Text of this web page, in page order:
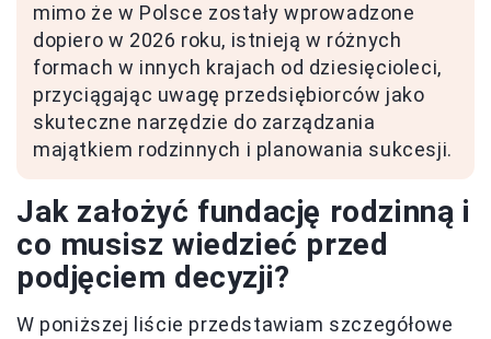
mimo że w Polsce zostały wprowadzone
dopiero w 2026 roku, istnieją w różnych
formach w innych krajach od dziesięcioleci,
przyciągając uwagę przedsiębiorców jako
skuteczne narzędzie do zarządzania
majątkiem rodzinnych i planowania sukcesji.
Jak założyć fundację rodzinną i
co musisz wiedzieć przed
podjęciem decyzji?
W poniższej liście przedstawiam szczegółowe